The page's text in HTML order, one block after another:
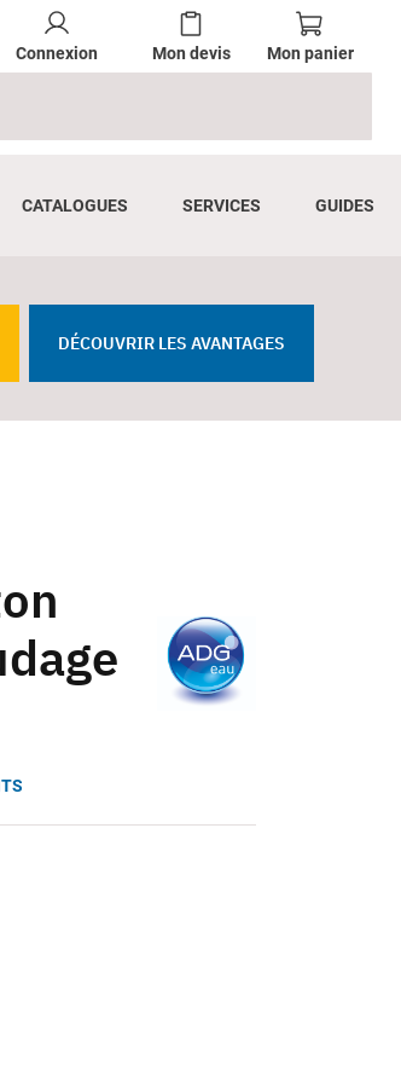
Connexion Mon devis Mon panier
CATALOGUES SERVICES GUIDES
DÉCOUVRIR LES AVANTAGES